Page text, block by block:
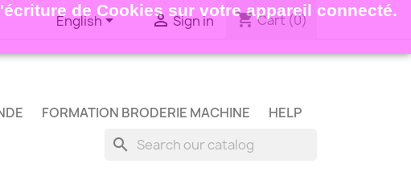
de Cookies sur votre appareil connecté.
English Sign in shopping_cartCart(0)
FORMATION BRODERIE MACHINE HELP
search